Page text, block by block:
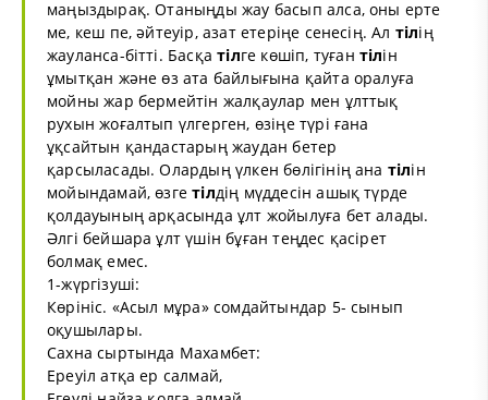
маңыздырақ. Отаныңды жау басып алса, оны ерте
ме, кеш пе, әйтеуір, азат етеріңе сенесің. Ал тілің
жауланса-бітті. Басқатілге көшіп, туған тілін
ұмытқан және өз ата байлығына қайта оралуға
мойны жар бермейтін жалқаулар мен ұлттық
рухын жоғалтып үлгерген, өзіңе түрі ғана
ұқсайтын қандастарың жаудан бетер
қарсыласады. Олардың үлкен бөлігінің ана тілін
мойындамай, өзгетілдің мүддесін ашық түрде
қолдауының арқасында ұлт жойылуға бет алады.
Әлгі бейшара ұлт үшін бұған теңдес қасірет
болмақ емес.
1-жүргізуші:
Көрініс. «Асыл мұра» сомдайтындар 5- сынып
оқушылары.
Сахна сыртында Махамбет:
Ереуіл атқа ер салмай,